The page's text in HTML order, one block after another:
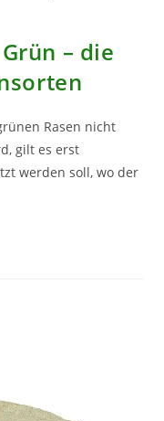
– die
Rasen nicht
gilt es erst
werden soll, wo der